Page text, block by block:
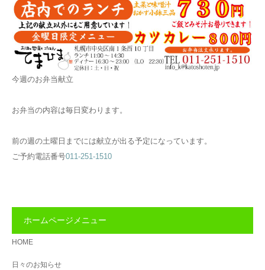
今週のお弁当献立
お弁当の内容は毎日変わります。
前の週の土曜日までには献立が出る予定になっています。
ご予約電話番号011-251-1510
ホームページメニュー
HOME
日々のお知らせ